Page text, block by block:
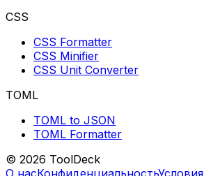
CSS
CSS Formatter
CSS Minifier
CSS Unit Converter
TOML
TOML to JSON
TOML Formatter
© 2026 ToolDeck